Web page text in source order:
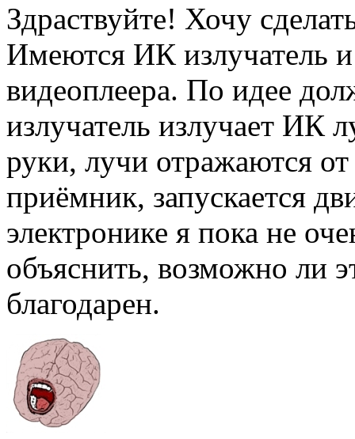
Здраствуйте! Хочу
Имеются ИК излучатель
видеоплеера. По идее
излучатель излучает ИК
руки, лучи отражаются
приёмник, запускается
электронике я пока не
объяснить, возможно ли
благодарен.